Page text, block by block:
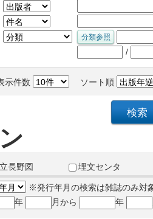
/
示件数 ソート順
長野図
埋文センタ
※発行年月の検索は雑誌のみ対
年
月から 年